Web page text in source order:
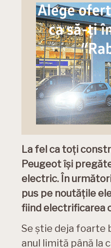
La fel ca toți
Peugeot își
electric. În
pus pe noutățile
fiind electrificarea
Se știe deja foarte
anul limită până la